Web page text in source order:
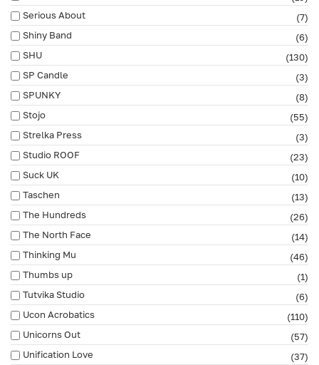
Serious About
(7)
Shiny Band
(6)
SHU
(130)
SP Candle
(3)
SPUNKY
(8)
Stojo
(55)
Strelka Press
(3)
Studio ROOF
(23)
Suck UK
(10)
Taschen
(13)
The Hundreds
(26)
The North Face
(14)
Thinking Mu
(46)
Thumbs up
(1)
Tutvika Studio
(6)
Ucon Acrobatics
(110)
Unicorns Out
(57)
Unification Love
(37)